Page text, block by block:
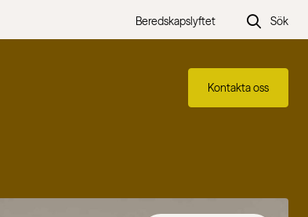
Beredskapslyftet Sök
Kontakta oss